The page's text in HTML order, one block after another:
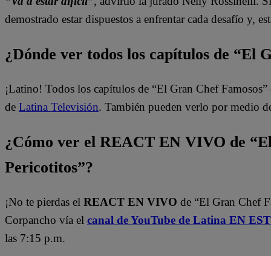
demostrado estar dispuestos a enfrentar cada desafío y,
¿Dónde ver todos los capítulos de “El
¡Latino! Todos los capítulos de “El Gran Chef
de Latina Televisión. También pueden verlo por medio
¿Cómo ver el REACT EN VIVO de
Pericotitos”?
¡No te pierdas el REACT EN VIVO de “El Gran Chef
Corpancho vía el canal de YouTube de Latina EN
las 7:15 p.m.